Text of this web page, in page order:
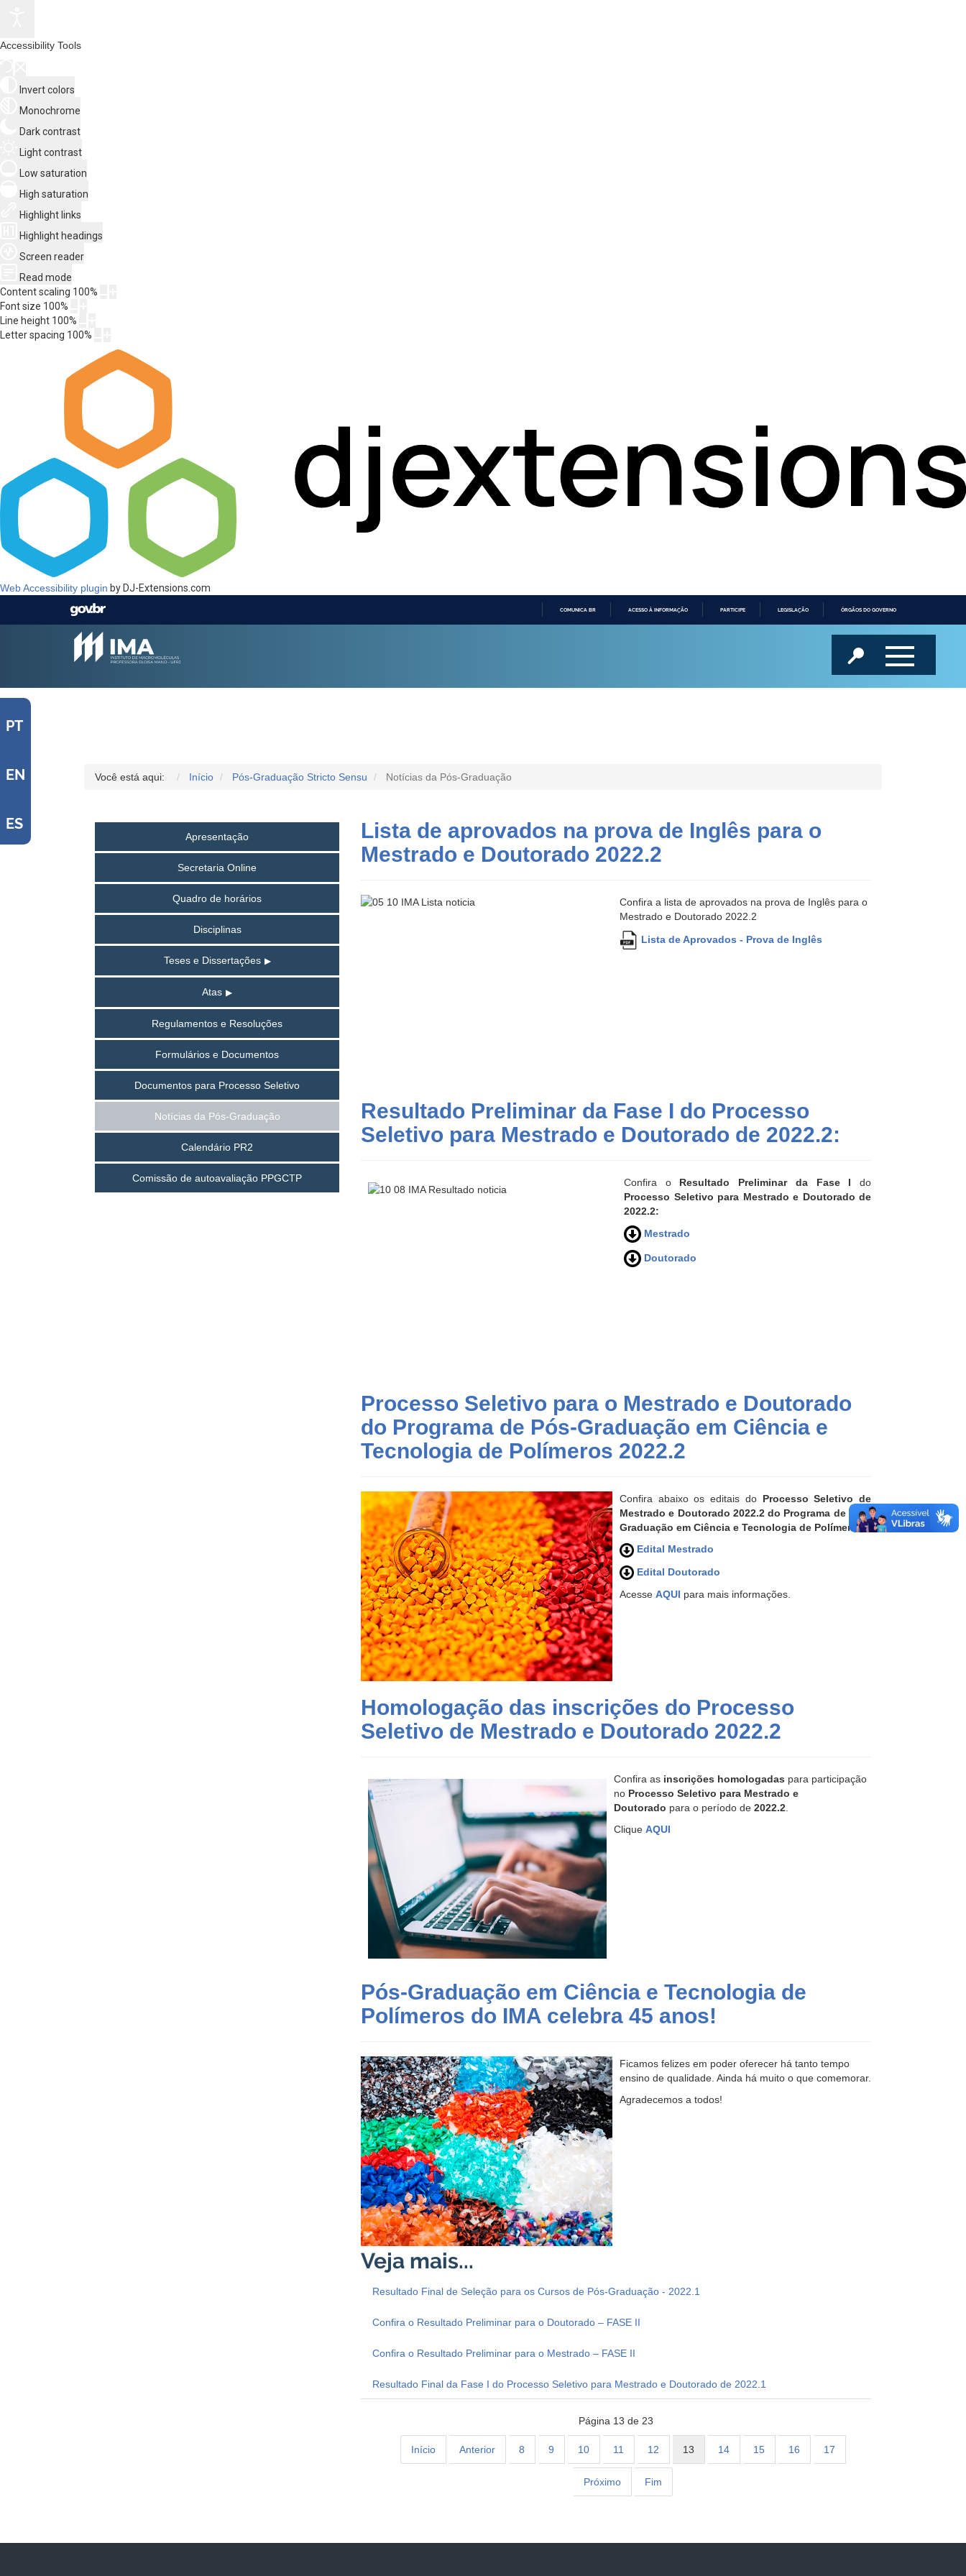
Accessibility Tools
Invert colors
Monochrome
Dark contrast
Light contrast
Low saturation
High saturation
Highlight links
Highlight headings
Screen reader
Read mode
Content scaling 100%
Font size 100%
Line height 100%
Letter spacing 100%
Web Accessibility plugin by DJ-Extensions.com
COMUNICA BR ACESSO À INFORMAÇÃO PARTICIPE LEGISLAÇÃO ÓRGÃOS DO GOVERNO
PT
EN
ES
Você está aqui: Início Pós-Graduação Stricto Sensu Notícias da Pós-Graduação
Apresentação
Secretaria Online
Quadro de horários
Disciplinas
Teses e Dissertações
Atas
Regulamentos e Resoluções
Formulários e Documentos
Documentos para Processo Seletivo
Notícias da Pós-Graduação
Calendário PR2
Comissão de autoavaliação PPGCTP
Lista de aprovados na prova de Inglês para o
Mestrado e Doutorado 2022.2
Confira a lista de aprovados na prova de Inglês para o
Mestrado e Doutorado 2022.2
Lista de Aprovados - Prova de Inglês
Resultado Preliminar da Fase I do Processo
Seletivo para Mestrado e Doutorado de 2022.2:
Confira o Resultado Preliminar da Fase I do
Processo Seletivo para Mestrado e Doutorado de
2022.2:
Mestrado
Doutorado
Processo Seletivo para o Mestrado e Doutorado
do Programa de Pós-Graduação em Ciência e
Tecnologia de Polímeros 2022.2
Confira abaixo os editais do Processo Seletivo de
Mestrado e Doutorado 2022.2 do Programa de Pós-
Graduação em Ciência e Tecnologia de Polímeros:
Edital Mestrado
Edital Doutorado
Acesse AQUI para mais informações.
Homologação das inscrições do Processo
Seletivo de Mestrado e Doutorado 2022.2
Confira as inscrições homologadas para participação
no Processo Seletivo para Mestrado e
Doutorado para o período de 2022.2.
Clique AQUI
Pós-Graduação em Ciência e Tecnologia de
Polímeros do IMA celebra 45 anos!
Ficamos felizes em poder oferecer há tanto tempo
ensino de qualidade. Ainda há muito o que comemorar.
Agradecemos a todos!
Resultado Final de Seleção para os Cursos de Pós-Graduação - 2022.1
Confira o Resultado Preliminar para o Doutorado – FASE II
Confira o Resultado Preliminar para o Mestrado – FASE II
Resultado Final da Fase I do Processo Seletivo para Mestrado e Doutorado de 2022.1
Página 13 de 23
Início Anterior 8 9 10 11 12 13 14 15 16 17
Próximo Fim